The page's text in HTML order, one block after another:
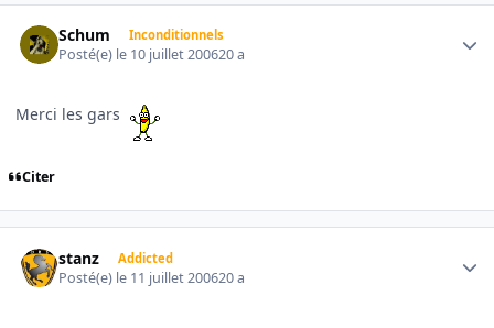
Schum Inconditionnels
Posté(e) le 10 juillet 200620 a
Merci les gars
Citer
stanz Addicted
Posté(e) le 11 juillet 200620 a